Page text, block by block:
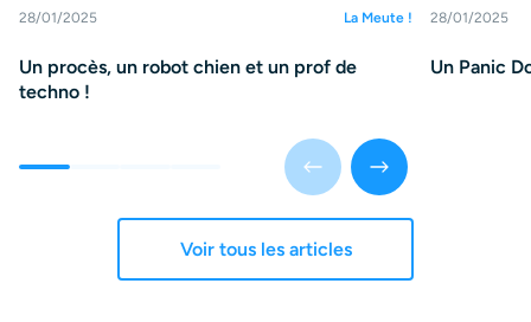
28/01/2025 La Meute !
Un procès, un robot chien et un prof de
techno !
28/01/2025
Un Panic
Voir tous les articles